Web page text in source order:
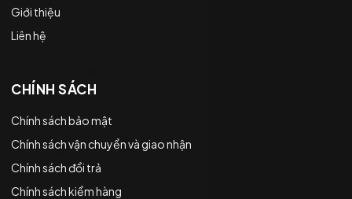
Giới thiệu
Liên hệ
CHÍNH SÁCH
Chính sách bảo mật
Chính sách vận chuyển và giao nhận
Chính sách đổi trả
Chính sách kiểm hàng